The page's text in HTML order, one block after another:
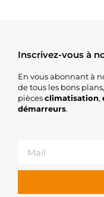
Inscrivez-vous à
En vous abonnant à
de tous les bons
piècesclimatisation,
démarreurs.